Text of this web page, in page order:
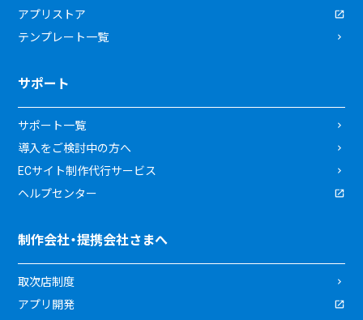
アプリストア
テンプレート一覧
サポート
サポート一覧
導入をご検討中の方へ
ECサイト制作代行サービス
ヘルプセンター
制作会社・提携会社さまへ
取次店制度
アプリ開発